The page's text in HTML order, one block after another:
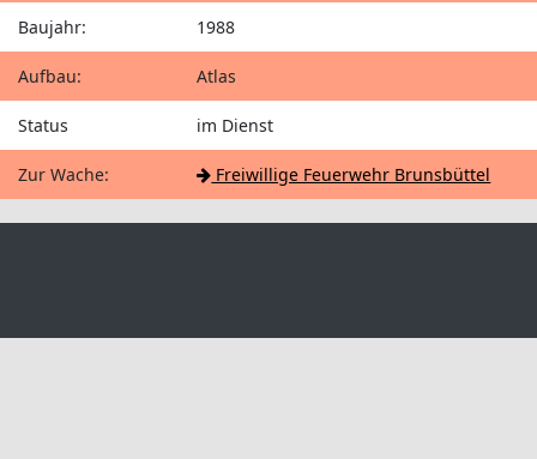
Baujahr: 1988
Aufbau: Atlas
Status im Dienst
Zur Wache: Freiwillige Feuerwehr Brunsbüttel